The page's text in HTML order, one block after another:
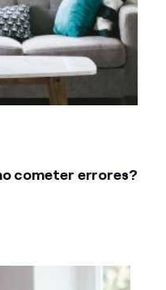
cometer errores?